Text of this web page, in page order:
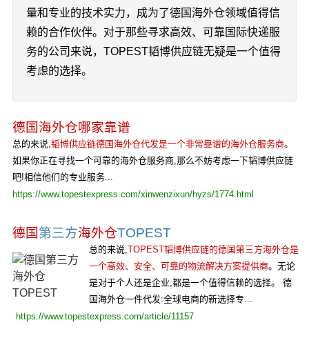
量和专业的技术实力，成为了德国海外仓领域值得信
赖的合作伙伴。对于那些寻求高效、可靠国际快递服
务的公司来说，TOPEST韬博供应链无疑是一个值得
考虑的选择。
德国海外仓哪家靠谱
总的来说,韬博供应链德国海外仓代发是一个非常靠谱的海外仓服务商。
如果你正在寻找一个可靠的海外仓服务商,那么不妨考虑一下韬博供应链
吧!相信他们的专业服务...
https://www.topestexpress.com/xinwenzixun/hyzs/1774.html
德国第三方海外仓TOPEST
总的来说,TOPEST韬博供应链的德国第三方海外仓是
一个高效、安全、可靠的物流解决方案提供商。无论
是对于个人还是企业,都是一个值得信赖的选择。 德
国海外仓一件代发:全球电商的新选择专...
https://www.topestexpress.com/article/11157